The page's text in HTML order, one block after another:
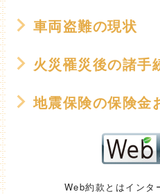
車両盗難の現状
火災罹災後の諸手
地震保険の保険金
Web約款とはインタ